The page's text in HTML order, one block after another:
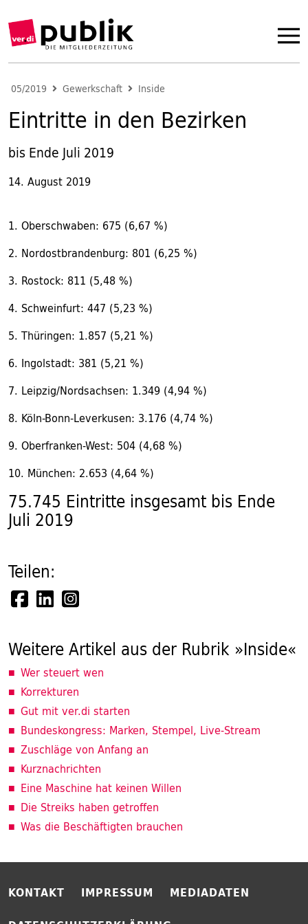
05/2019 Gewerkschaft Inside
Eintritte in den Bezirken
bis Ende Juli 2019
14. August 2019
1. Oberschwaben: 675 (6,67 %)
2. Nordostbrandenburg: 801 (6,25 %)
3. Rostock: 811 (5,48 %)
4. Schweinfurt: 447 (5,23 %)
5. Thüringen: 1.857 (5,21 %)
6. Ingolstadt: 381 (5,21 %)
7. Leipzig/Nordsachsen: 1.349 (4,94 %)
8. Köln-Bonn-Leverkusen: 3.176 (4,74 %)
9. Oberfranken-West: 504 (4,68 %)
10. München: 2.653 (4,64 %)
75.745 Eintritte insgesamt bis Ende
Juli 2019
Teilen:
Weitere Artikel aus der Rubrik »Inside«
Wer steuert wen
Korrekturen
Gut mit ver.di starten
Bundeskongress: Marken, Stempel, Live-Stream
Zuschläge von Anfang an
Kurznachrichten
Eine Maschine hat keinen Willen
Die Streiks haben getroffen
Was die Beschäftigten brauchen
KONTAKT IMPRESSUM
MEDIADATEN